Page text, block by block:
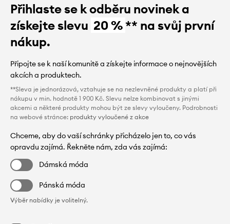
Přihlaste se k odběru novinek a
získejte slevu 20 %** na svůj první
nákup.
Připojte se k naší komunitě a získejte informace o nejnovějších
akcích a produktech.
**Sleva je jednorázová, vztahuje se na nezlevněné produkty a platí při
nákupu v min. hodnotě 1 900 Kč. Slevu nelze kombinovat s jinými
akcemi a některé produkty mohou být ze slevy vyloučeny. Podrobnosti
na webové stránce: produkty vyloučené z akce
Chceme, aby do vaší schránky přicházelo jen to, co vás
opravdu zajímá. Řekněte nám, zda vás zajímá:
Dámská móda
Pánská móda
Výběr nabídky je volitelný.